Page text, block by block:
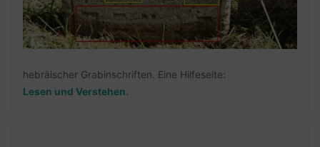
hebräischer Grabinschriften. Eine Hilfeseite:
Lesen und Verstehen